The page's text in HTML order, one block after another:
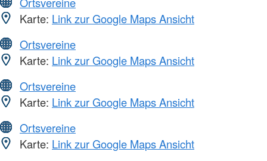
Karte: Link zur Google Maps Ansicht
Ortsvereine
Karte: Link zur Google Maps Ansicht
Ortsvereine
Karte: Link zur Google Maps Ansicht
Ortsvereine
Karte: Link zur Google Maps Ansicht